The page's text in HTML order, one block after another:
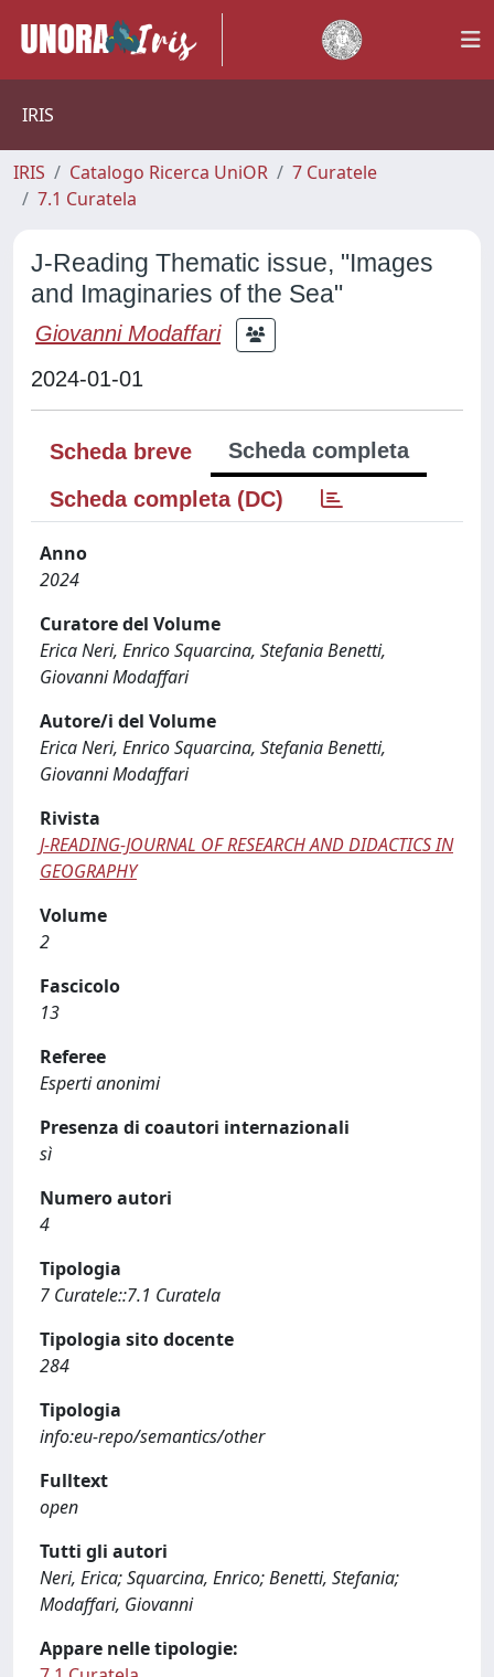
IRIS
IRIS Catalogo Ricerca UniOR
7 Curatele
7.1 Curatela
J-Reading Thematic issue, "Images
and Imaginaries of the Sea"
Giovanni Modaffari
2024-01-01
Scheda breve
Scheda completa
Scheda completa (DC)
Anno
2024
Curatore del Volume
Erica Neri, Enrico Squarcina, Stefania Benetti,
Giovanni Modaffari
Autore/i del Volume
Erica Neri, Enrico Squarcina, Stefania Benetti,
Giovanni Modaffari
Rivista
J-READING-JOURNAL OF RESEARCH AND DIDACTICS IN
GEOGRAPHY
Volume
2
Fascicolo
13
Referee
Esperti anonimi
Presenza di coautori internazionali
sì
Numero autori
4
Tipologia
7 Curatele::7.1 Curatela
Tipologia sito docente
284
Tipologia
info:eu-repo/semantics/other
Fulltext
open
Tutti gli autori
Neri, Erica; Squarcina, Enrico; Benetti, Stefania;
Modaffari, Giovanni
Appare nelle tipologie: